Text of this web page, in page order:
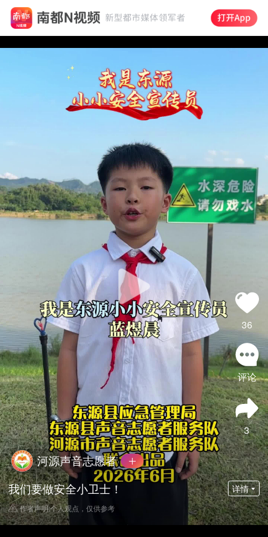
36
评论
3
河源声音志愿者
我们要做安全小卫士！
详情
作者声明:个人观点，仅供参考